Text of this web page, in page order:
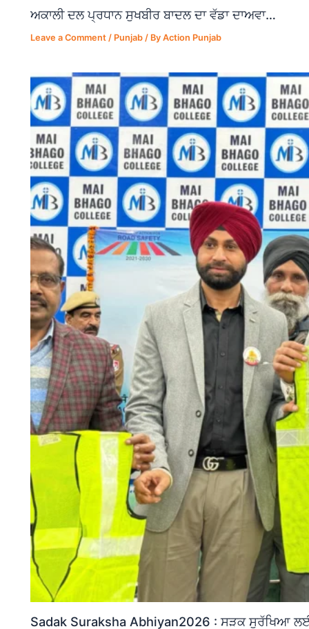
ਅਕਾਲੀ ਦਲ ਪ੍ਰਧਾਨ ਸੁਖਬੀਰ ਬਾਦਲ ਦਾ ਵੱਡਾ ਦਾਅਵਾ…
Leave a Comment / Punjab / ByAction Punjab
Sadak Suraksha Abhiyan2026 : ਸੜਕ ਸੁਰੱਖਿਆ